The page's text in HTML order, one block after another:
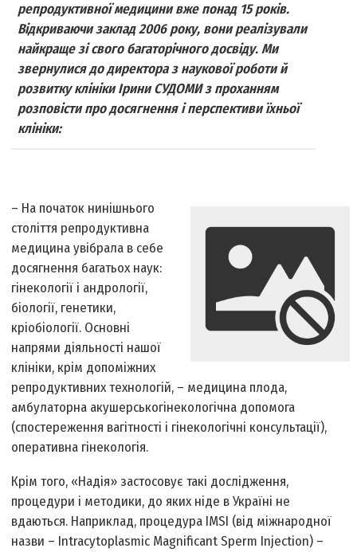
репродуктивної медицини вже понад 15 років.
Відкриваючи заклад 2006 року, вони реалізували
найкраще зі свого багаторічного досвіду. Ми
звернулися до директора з наукової роботи й
розвитку клініки Ірини СУДОМИ з проханням
розповісти про досягнення і перспективи їхньої
клініки:
– На початок нинішнього
століття репродуктивна
медицина увібрала в себе
досягнення багатьох наук:
гінекології і андрології,
біології, генетики,
кріобіології. Основні
напрями діяльності нашої
клініки, крім допоміжних
репродуктивних технологій, – медицина плода,
амбулаторна акушерськогінекологічна допомога
(спостереження вагітності і гінекологічні консультації),
оперативна гінекологія.
Крім того, «Надія» застосовує такі дослідження,
процедури і методики, до яких ніде в Україні не
вдаються. Наприклад, процедура ІMSI (від міжнародної
назви – Intracytoplasmic Magnificant Sperm Injection) –